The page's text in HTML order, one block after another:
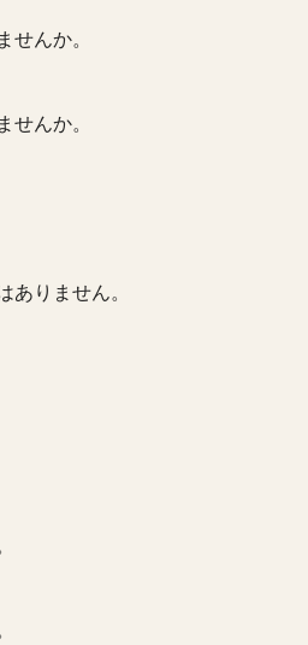
せんか。
せんか。
ありません。